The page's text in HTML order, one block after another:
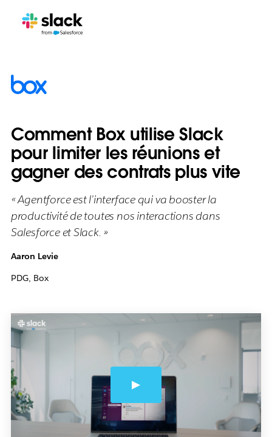
Comment Box utilise Slack
pour limiter les réunions et
gagner des contrats plus vite
« Agentforce est l’interface qui va booster la
productivité de toutes nos interactions dans
Salesforce et Slack. »
Aaron Levie
PDG, Box